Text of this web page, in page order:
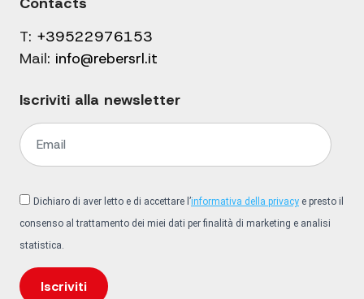
T: +39522976153
Mail: info@rebersrl.it
Iscriviti alla newsletter
Dichiaro di aver letto e di accettare l’informativa della privacy e presto il
consenso al trattamento dei miei dati per finalità di marketing e analisi
statistica.
Iscriviti